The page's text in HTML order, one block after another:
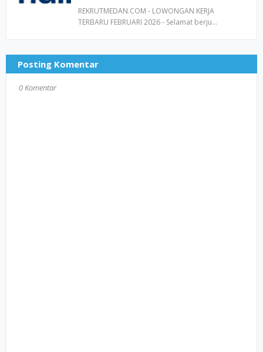
REKRUTMEDAN.COM - LOWONGAN KERJA
TERBARU FEBRUARI 2026 - Selamat berju…
Posting Komentar
0 Komentar